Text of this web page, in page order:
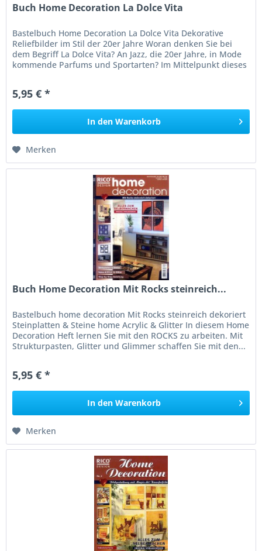
Buch Home Decoration La Dolce Vita
Bastelbuch Home Decoration La Dolce Vita Dekorative
Reliefbilder im Stil der 20er Jahre Woran denken Sie bei
dem Begriff La Dolce Vita? An Jazz, die 20er Jahre, in Mode
kommende Parfums und Sportarten? Im Mittelpunkt dieses
5,95 € *
In den Warenkorb
Merken
Buch Home Decoration Mit Rocks steinreich...
Bastelbuch home decoration Mit Rocks steinreich dekoriert
Steinplatten & Steine home Acrylic & Glitter In diesem Home
Decoration Heft lernen Sie mit den ROCKS zu arbeiten. Mit
Strukturpasten, Glitter und Glimmer schaffen Sie mit den...
5,95 € *
In den Warenkorb
Merken